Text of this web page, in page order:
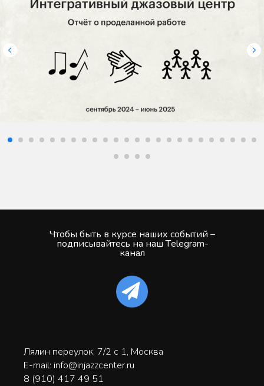
Чтобы быть в курсе наших событий –
подписывайтесь на наш Тelegram-
канал
Лялин переулок, 7/2 c 1, Москва
E-mail: info@injazzcenter.ru
8 (910) 417 49 51